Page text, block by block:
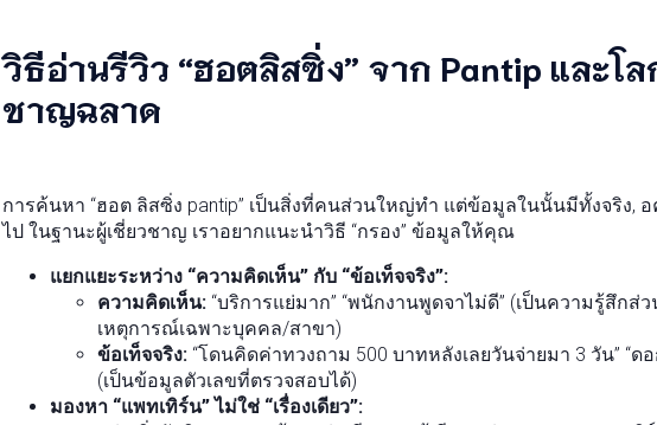
วิธีอ่านรีวิว “ฮอตลิสซิ่ง” จาก Pantip และโ
ชาญฉลาด
การค้นหา “ฮอต ลิสซิ่ง pantip” เป็นสิ่งที่คนส่วนใหญ่ทำ แต่ข้อมูลในนั้นมีทั้งจริง,
ไป ในฐานะผู้เชี่ยวชาญ เราอยากแนะนำวิธี “กรอง” ข้อมูลให้คุณ
แยกแยะระหว่าง “ความคิดเห็น” กับ “ข้อเท็จจริง”:
ความคิดเห็น:“บริการแย่มาก” “พนักงานพูดจาไม่ดี” (เป็นความรู้สึกส่
เหตุการณ์เฉพาะบุคคล/สาขา)
ข้อเท็จจริง:“โดนคิดค่าทวงถาม 500 บาทหลังเลยวันจ่ายมา 3 วัน” “ด
(เป็นข้อมูลตัวเลขที่ตรวจสอบได้)
มองหา “แพทเทิร์น” ไม่ใช่ “เรื่องเดียว”: